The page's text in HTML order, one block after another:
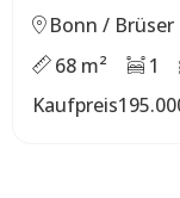
Bonn / Brüser
68 m²
1
Kaufpreis